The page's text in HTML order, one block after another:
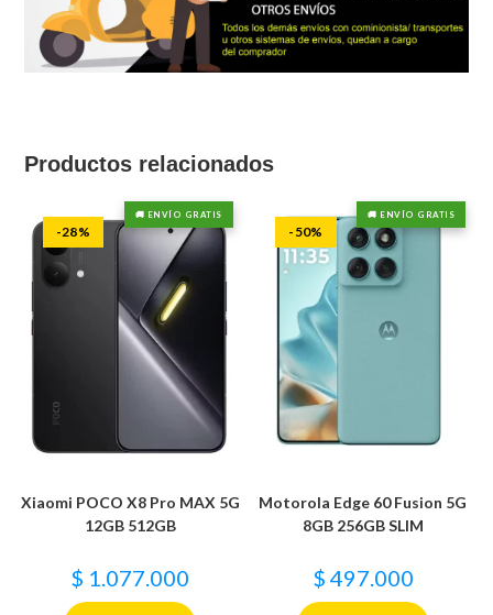
Productos relacionados
🚚 ENVÍO GRATIS
-28%
Xiaomi POCO X8 Pro MAX 5G
12GB 512GB
$ 1.077.000
🚚 ENVÍO GRATIS
-50%
Motorola Edge 60 Fusion 5G
8GB 256GB SLIM
$ 497.000